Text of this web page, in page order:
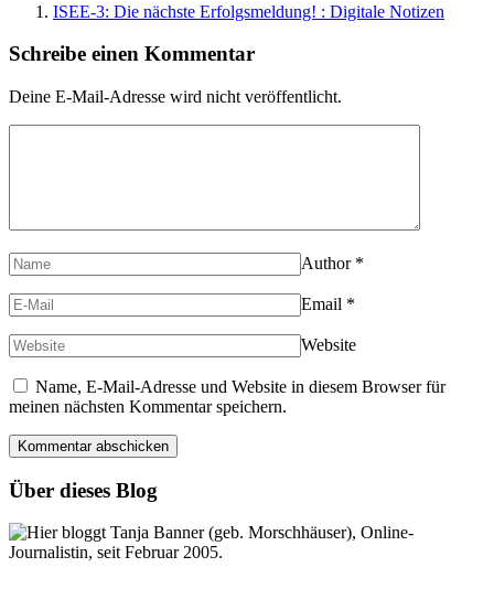
ISEE-3: Die nächste Erfolgsmeldung! : Digitale Notizen
Schreibe einen Kommentar
Deine E-Mail-Adresse wird nicht veröffentlicht.
Author *
Email *
Website
Name, E-Mail-Adresse und Website in diesem Browser für
meinen nächsten Kommentar speichern.
Über dieses Blog
Hier bloggt Tanja Banner (geb. Morschhäuser), Online-
Journalistin, seit Februar 2005.